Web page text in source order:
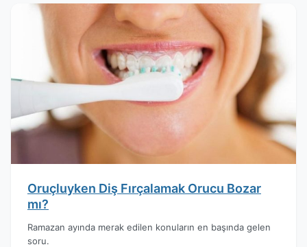
Oruçluyken Diş Fırçalamak Orucu Bozar
mı?
Ramazan ayında merak edilen konuların en başında gelen
soru.